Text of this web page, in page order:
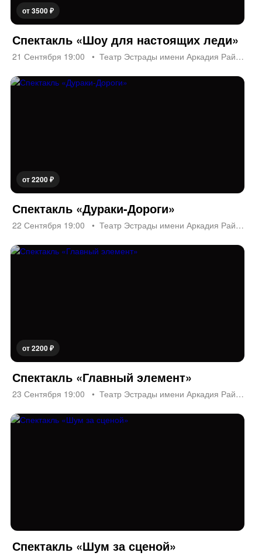
от 3500 ₽
Спектакль «Шоу для настоящих леди»
21 Сентября 19:00 Театр Эстрады имени Аркадия Райкина
от 2200 ₽
Спектакль «Дураки-Дороги»
22 Сентября 19:00 Театр Эстрады имени Аркадия Райкина
от 2200 ₽
Спектакль «Главный элемент»
23 Сентября 19:00 Театр Эстрады имени Аркадия Райкина
Спектакль «Шум за сценой»